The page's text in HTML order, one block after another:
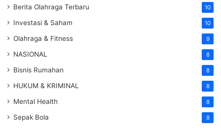
Berita Olahraga Terbaru 10
Investasi & Saham 10
Olahraga & Fitness 9
NASIONAL 8
Bisnis Rumahan 8
HUKUM & KRIMINAL 8
Mental Health 8
Sepak Bola 8